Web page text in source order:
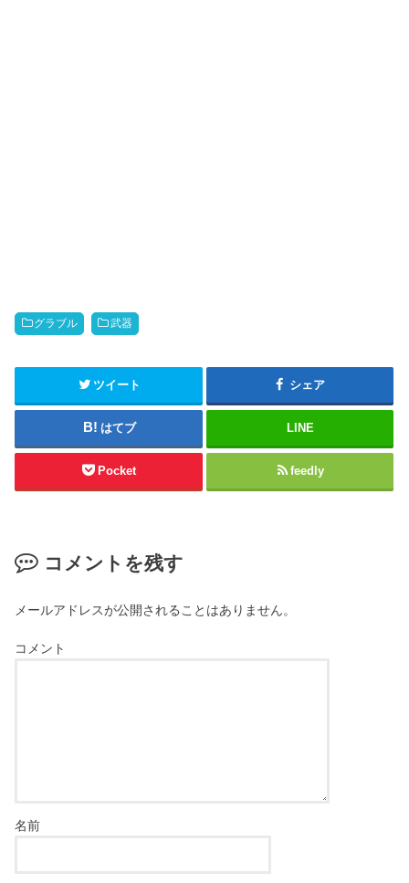
グラブル 武器
ツイート シェア
はてブ LINE
Pocket feedly
コメントを残す
メールアドレスが公開されることはありません。
コメント
名前